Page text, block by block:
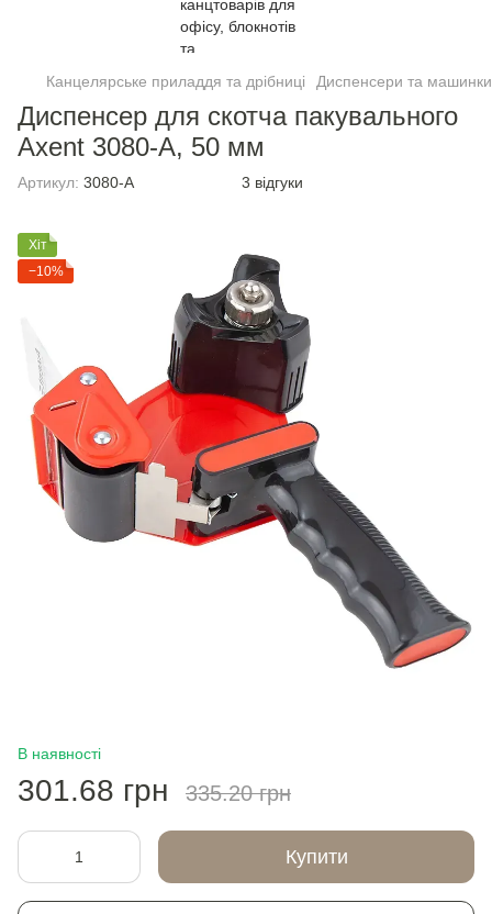
Канцелярське приладдя та дрібниці Диспенсери та машинки
Диспенсер для скотча пакувального
Axent 3080-A, 50 мм
Артикул: 3080-A 3 відгуки
Хіт
−10%
В наявності
301.68 грн 335.20 грн
Купити